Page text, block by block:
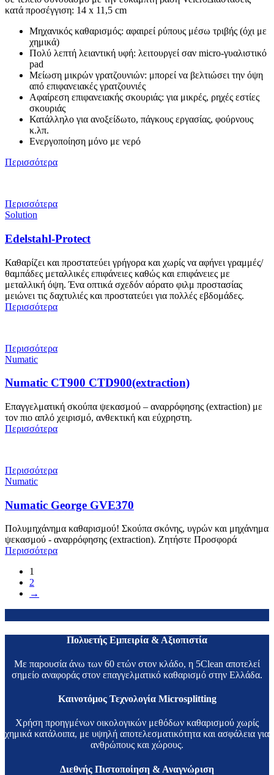
κατά προσέγγιση: 14 x 11,5 cm
Μηχανικός καθαρισμός: αφαιρεί ρύπους μέσω τριβής (όχι με
χημικά)
Πολύ λεπτή λειαντική υφή: λειτουργεί σαν micro-γυαλιστικό
pad
Μείωση μικρών γρατζουνιών: μπορεί να βελτιώσει την όψη
από επιφανειακές γρατζουνιές
Αφαίρεση επιφανειακής σκουριάς: για μικρές, ρηχές εστίες
σκουριάς
Κατάλληλο για ανοξείδωτο, πάγκους εργασίας, φούρνους
κ.λπ.
Ενεργοποίηση μόνο με νερό
Περισσότερα
Περισσότερα
Solution
Edelstahl-Protect
Καθαρίζει και προστατεύει γρήγορα και χωρίς να αφήνει γραμμές/
θαμπάδες μεταλλικές επιφάνειες καθώς και επιφάνειες με
μεταλλική όψη. Ένα οπτικά σχεδόν αόρατο φιλμ προστασίας
μειώνει τις δαχτυλιές και προστατεύει για πολλές εβδομάδες.
Περισσότερα
Περισσότερα
Numatic
Numatic CT900 CTD900(extraction)
Eπαγγελματική σκούπα ψεκασμού – αναρρόφησης (extraction) με
τον πιο απλό χειρισμό, ανθεκτική και εύχρηστη.
Περισσότερα
Περισσότερα
Numatic
Numatic George GVE370
Πολυμηχάνημα καθαρισμού! Σκούπα σκόνης, υγρών και μηχάνημα
ψεκασμού - αναρρόφησης (extraction). Ζητήστε Προσφορά
Περισσότερα
1
2
→
Πολυετής Εμπειρία & Αξιοπιστία
Με παρουσία άνω των 60 ετών στον κλάδο, η 5Clean αποτελεί
σημείο αναφοράς στον επαγγελματικό καθαρισμό στην Ελλάδα.
Καινοτόμος Τεχνολογία Microsplitting
Χρήση προηγμένων οικολογικών μεθόδων καθαρισμού χωρίς
χημικά κατάλοιπα, με υψηλή αποτελεσματικότητα και ασφάλεια για
ανθρώπους και χώρους.
Διεθνής Πιστοποίηση & Αναγνώριση